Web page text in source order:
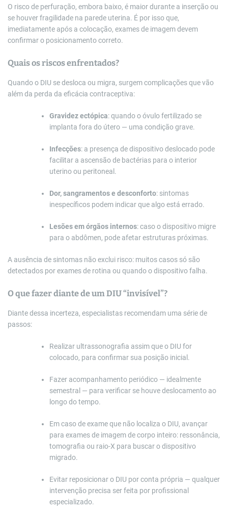
O risco de perfuração, embora baixo, é maior durante a inserção ou
se houver fragilidade na parede uterina. É por isso que,
imediatamente após a colocação, exames de imagem devem
confirmar o posicionamento correto.
Quais os riscos enfrentados?
Quando o DIU se desloca ou migra, surgem complicações que vão
além da perda da eficácia contraceptiva:
Gravidez ectópica: quando o óvulo fertilizado se
implanta fora do útero — uma condição grave.
Infecções: a presença de dispositivo deslocado pode
facilitar a ascensão de bactérias para o interior
uterino ou peritoneal.
Dor, sangramentos e desconforto: sintomas
inespecíficos podem indicar que algo está errado.
Lesões em órgãos internos: caso o dispositivo migre
para o abdômen, pode afetar estruturas próximas.
A ausência de sintomas não exclui risco: muitos casos só são
detectados por exames de rotina ou quando o dispositivo falha.
O que fazer diante de um DIU “invisível”?
Diante dessa incerteza, especialistas recomendam uma série de
passos:
Realizar ultrassonografia assim que o DIU for
colocado, para confirmar sua posição inicial.
Fazer acompanhamento periódico — idealmente
semestral — para verificar se houve deslocamento ao
longo do tempo.
Em caso de exame que não localiza o DIU, avançar
para exames de imagem de corpo inteiro: ressonância,
tomografia ou raio-X para buscar o dispositivo
migrado.
Evitar reposicionar o DIU por conta própria — qualquer
intervenção precisa ser feita por profissional
especializado.